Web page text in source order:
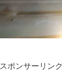
スポンサーリンク